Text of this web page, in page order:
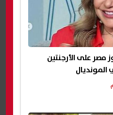
على الأرجنتين
المونديال